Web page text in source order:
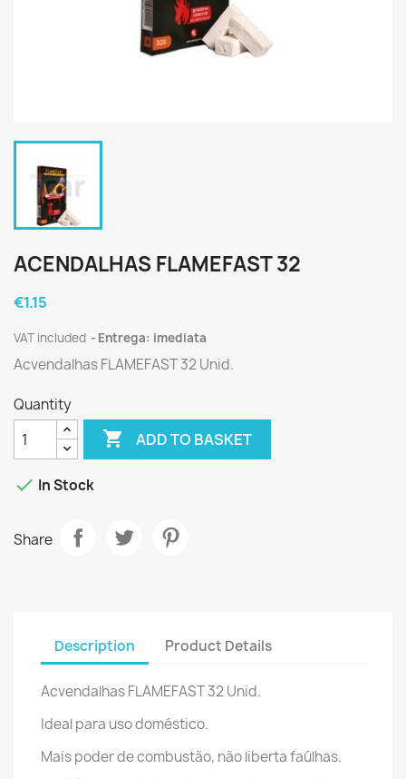
ACENDALHAS FLAMEFAST 32
€1.15
VAT included Entrega: imediata
Acvendalhas FLAMEFAST 32 Unid.
Quantity
 ADD TO BASKET
 In Stock
Share
Description Product Details
Acvendalhas FLAMEFAST 32 Unid.
Ideal para uso doméstico.
Mais poder de combustão, não liberta faúlhas.